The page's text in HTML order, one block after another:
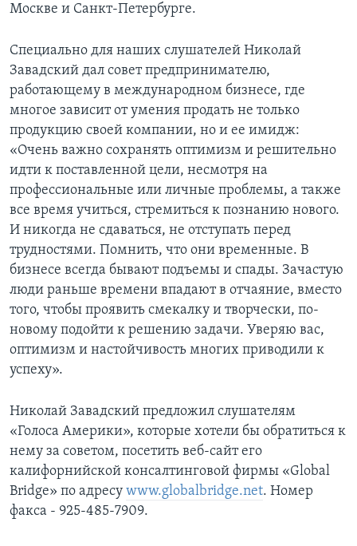
Москве и Санкт-Петербурге.
Специально для наших слушателей Николай
Завадский дал совет предпринимателю,
работающему в международном бизнесе, где
многое зависит от умения продать не только
продукцию своей компании, но и ее имидж:
«Очень важно сохранять оптимизм и решительно
идти к поставленной цели, несмотря на
профессиональные или личные проблемы, а также
все время учиться, стремиться к познанию нового.
И никогда не сдаваться, не отступать перед
трудностями. Помнить, что они временные. В
бизнесе всегда бывают подъемы и спады. Зачастую
люди раньше времени впадают в отчаяние, вместо
того, чтобы проявить смекалку и творчески, по-
новому подойти к решению задачи. Уверяю вас,
оптимизм и настойчивость многих приводили к
успеху».
Николай Завадский предложил слушателям
«Голоса Америки», которые хотели бы обратиться к
нему за советом, посетить веб-сайт его
калифорнийской консалтинговой фирмы «Global
Bridge» по адресу www.globalbridge.net. Номер
факса - 925-485-7909.